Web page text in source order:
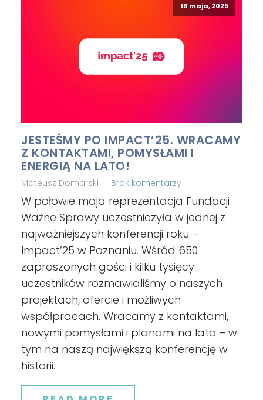
16 maja, 2025
JESTEŚMY PO IMPACT’25. WRACAMY
Z KONTAKTAMI, POMYSŁAMI I
ENERGIĄ NA LATO!
Mateusz Domarski Brak komentarzy
W połowie maja reprezentacja Fundacji
Ważne Sprawy uczestniczyła w jednej z
najważniejszych konferencji roku –
Impact’25 w Poznaniu. Wśród 650
zaproszonych gości i kilku tysięcy
uczestników rozmawialiśmy o naszych
projektach, ofercie i możliwych
współpracach. Wracamy z kontaktami,
nowymi pomysłami i planami na lato – w
tym na naszą największą konferencję w
historii.